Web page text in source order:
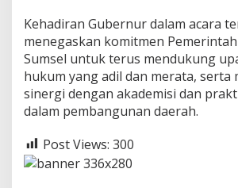
y
a
r
k
a
t
Kehadiran Gubernur dalam acara
menegaskan komitmen
Sumsel untuk terus mendukung
hukum yang adil dan merata, serta
sinergi dengan akademisi dan
dalam pembangunan daerah.
Post Views: 300